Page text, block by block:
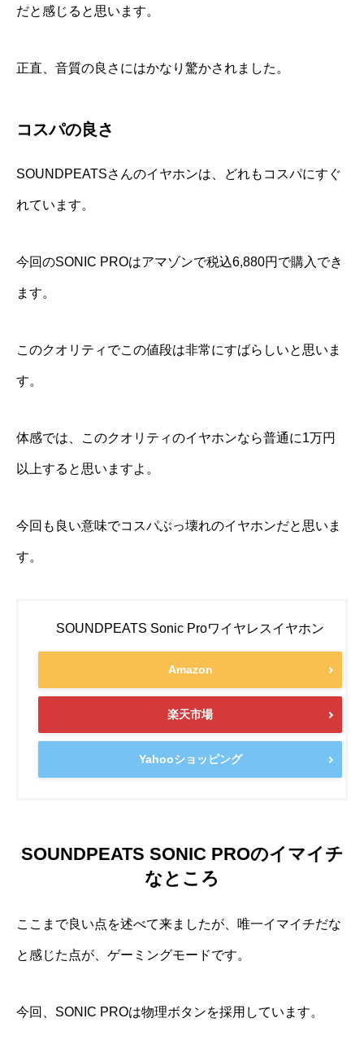
だと感じると思います。
正直、音質の良さにはかなり驚かされました。
コスパの良さ
SOUNDPEATSさんのイヤホンは、どれもコスパにすぐ
れています。
今回のSONIC PROはアマゾンで税込6,880円で購入でき
ます。
このクオリティでこの値段は非常にすばらしいと思いま
す。
体感では、このクオリティのイヤホンなら普通に1万円
以上すると思いますよ。
今回も良い意味でコスパぶっ壊れのイヤホンだと思いま
す。
SOUNDPEATS Sonic Proワイヤレスイヤホン
Amazon
楽天市場
Yahooショッピング
SOUNDPEATS SONIC PROのイマイチ
なところ
ここまで良い点を述べて来ましたが、唯一イマイチだな
と感じた点が、ゲーミングモードです。
今回、SONIC PROは物理ボタンを採用しています。